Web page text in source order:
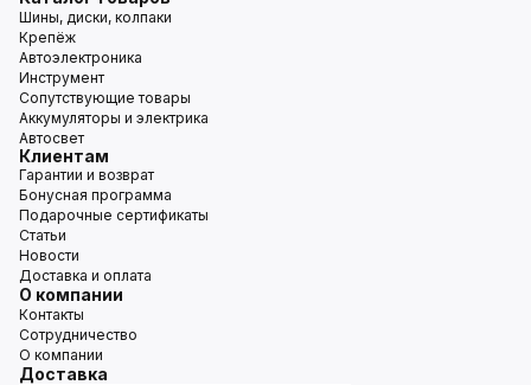
Шины, диски, колпаки
Крепёж
Автоэлектроника
Инструмент
Сопутствующие товары
Аккумуляторы и электрика
Автосвет
Клиентам
Гарантии и возврат
Бонусная программа
Подарочные сертификаты
Статьи
Новости
Доставка и оплата
О компании
Контакты
Сотрудничество
О компании
Доставка